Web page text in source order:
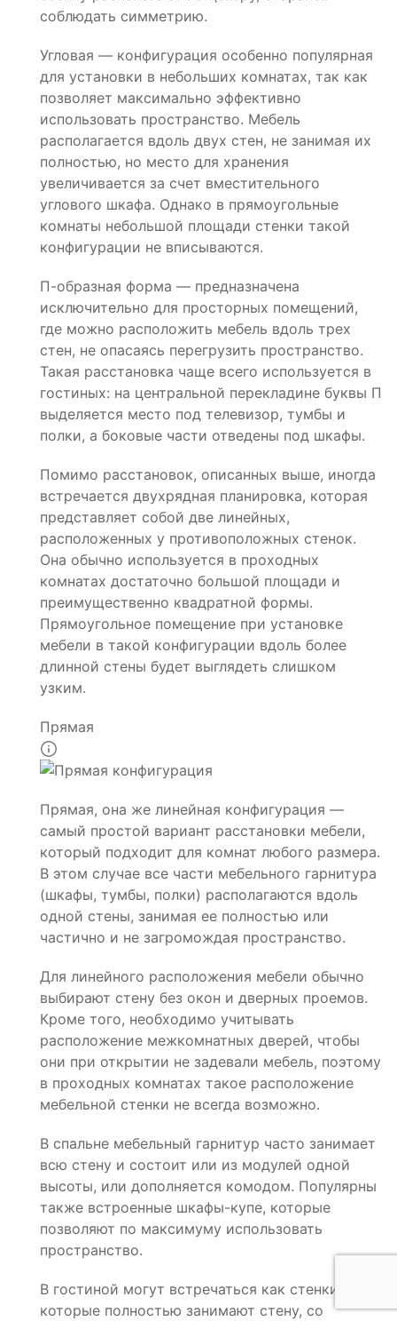
соблюдать симметрию.
Угловая — конфигурация особенно популярная
для установки в небольших комнатах, так как
позволяет максимально эффективно
использовать пространство. Мебель
располагается вдоль двух стен, не занимая их
полностью, но место для хранения
увеличивается за счет вместительного
углового шкафа. Однако в прямоугольные
комнаты небольшой площади стенки такой
конфигурации не вписываются.
П-образная форма — предназначена
исключительно для просторных помещений,
где можно расположить мебель вдоль трех
стен, не опасаясь перегрузить пространство.
Такая расстановка чаще всего используется в
гостиных: на центральной перекладине буквы П
выделяется место под телевизор, тумбы и
полки, а боковые части отведены под шкафы.
Помимо расстановок, описанных выше, иногда
встречается двухрядная планировка, которая
представляет собой две линейных,
расположенных у противоположных стенок.
Она обычно используется в проходных
комнатах достаточно большой площади и
преимущественно квадратной формы.
Прямоугольное помещение при установке
мебели в такой конфигурации вдоль более
длинной стены будет выглядеть слишком
узким.
Прямая
Прямая, она же линейная конфигурация —
самый простой вариант расстановки мебели,
который подходит для комнат любого размера.
В этом случае все части мебельного гарнитура
(шкафы, тумбы, полки) располагаются вдоль
одной стены, занимая ее полностью или
частично и не загромождая пространство.
Для линейного расположения мебели обычно
выбирают стену без окон и дверных проемов.
Кроме того, необходимо учитывать
расположение межкомнатных дверей, чтобы
они при открытии не задевали мебель, поэтому
в проходных комнатах такое расположение
мебельной стенки не всегда возможно.
В спальне мебельный гарнитур часто занимает
всю стену и состоит или из модулей одной
высоты, или дополняется комодом. Популярны
также встроенные шкафы-купе, которые
позволяют по максимуму использовать
пространство.
В гостиной могут встречаться как стенки,
которые полностью занимают стену, со